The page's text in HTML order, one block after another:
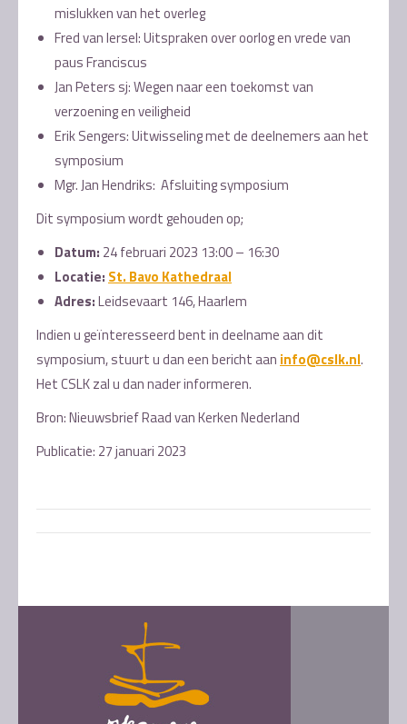
mislukken van het overleg
Fred van Iersel: Uitspraken over oorlog en vrede van
paus Franciscus
Jan Peters sj: Wegen naar een toekomst van
verzoening en veiligheid
Erik Sengers: Uitwisseling met de deelnemers aan het
symposium
Mgr. Jan Hendriks: Afsluiting symposium
Dit symposium wordt gehouden op;
Datum: 24 februari 2023 13:00 – 16:30
Locatie: St. Bavo Kathedraal
Adres:Leidsevaart 146, Haarlem
Indien u geïnteresseerd bent in deelname aan dit
symposium, stuurt u dan een bericht aan info@cslk.nl.
Het CSLK zal u dan nader informeren.
Bron: Nieuwsbrief Raad van Kerken Nederland
Publicatie: 27 januari 2023
Post